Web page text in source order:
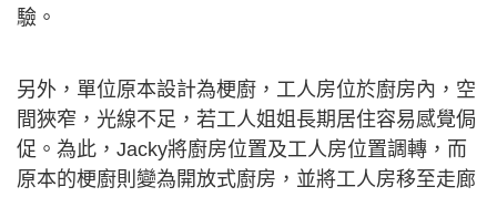
驗。
另外，單位原本設計為梗廚，工人房位於廚房內，空
間狹窄，光線不足，若工人姐姐長期居住容易感覺侷
促。為此，Jacky將廚房位置及工人房位置調轉，而
原本的梗廚則變為開放式廚房，並將工人房移至走廊